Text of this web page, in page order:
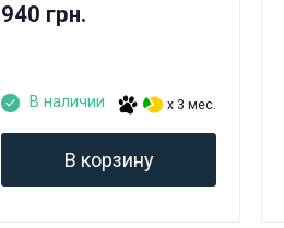
940 грн.
В наличии x 3 мес.
В корзину